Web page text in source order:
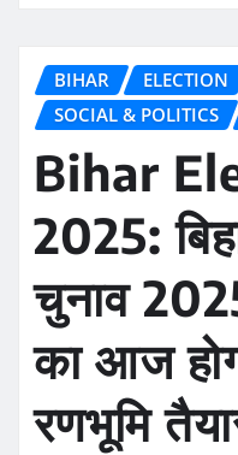
BIHAR ELECTION
SOCIAL & POLITICS
Bihar
2025:
चुनाव
का आज
रणभूमि